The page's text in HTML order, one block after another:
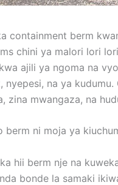
containment berm
chini ya malori lori
ajili ya ngoma na
nyepesi, na ya
zina mwangaza, na
berm ni moja ya
hii berm nje na
bonde la samaki